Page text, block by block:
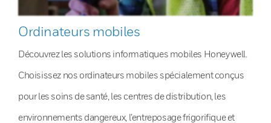
Ordinateurs mobiles
Découvrez les solutions informatiques mobiles Honeywell.
Choisissez nos ordinateurs mobiles spécialement conçus
pour les soins de santé, les centres de distribution, les
environnements dangereux, l’entreposage frigorifique et